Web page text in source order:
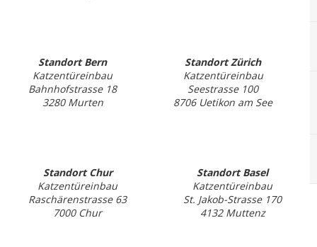
Standort Bern
Katzentüreinbau
Bahnhofstrasse 18
3280 Murten
Standort Zürich
Katzentüreinbau
Seestrasse 100
8706 Uetikon am See
Standort Chur
Katzentüreinbau
Raschärenstrasse 63
7000 Chur
Standort Basel
Katzentüreinbau
St. Jakob-Strasse 170
4132 Muttenz